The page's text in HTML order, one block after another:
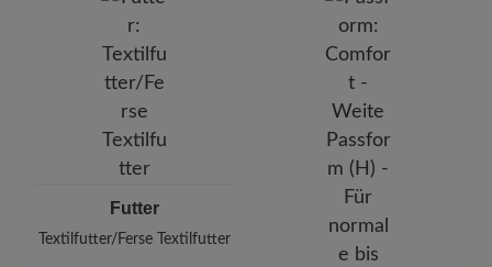
Futter
Textilfutter/Ferse Textilfutter